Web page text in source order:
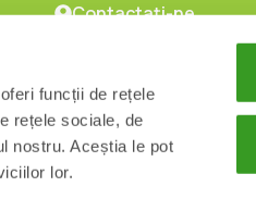
funcții de rețele
rețele sociale, de
nostru. Aceștia le pot
lor.
Contactați-ne